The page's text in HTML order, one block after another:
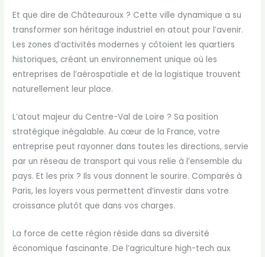
Et que dire de Châteauroux ? Cette ville dynamique a su
transformer son héritage industriel en atout pour l’avenir.
Les zones d’activités modernes y côtoient les quartiers
historiques, créant un environnement unique où les
entreprises de l’aérospatiale et de la logistique trouvent
naturellement leur place.
L’atout majeur du Centre-Val de Loire ? Sa position
stratégique inégalable. Au cœur de la France, votre
entreprise peut rayonner dans toutes les directions, servie
par un réseau de transport qui vous relie à l’ensemble du
pays. Et les prix ? Ils vous donnent le sourire. Comparés à
Paris, les loyers vous permettent d’investir dans votre
croissance plutôt que dans vos charges.
La force de cette région réside dans sa diversité
économique fascinante. De l’agriculture high-tech aux